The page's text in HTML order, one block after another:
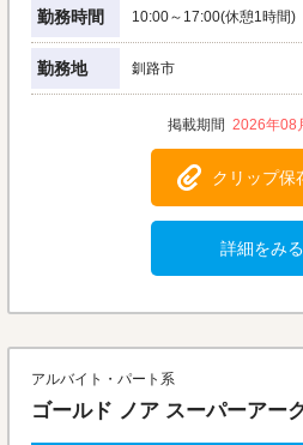
勤務時間 10:00～17:00(休憩1時間)
勤務地 釧路市
2026年08
クリップ保
詳細をみる
アルバイト・パート系
ゴールド ノア スーパーアー